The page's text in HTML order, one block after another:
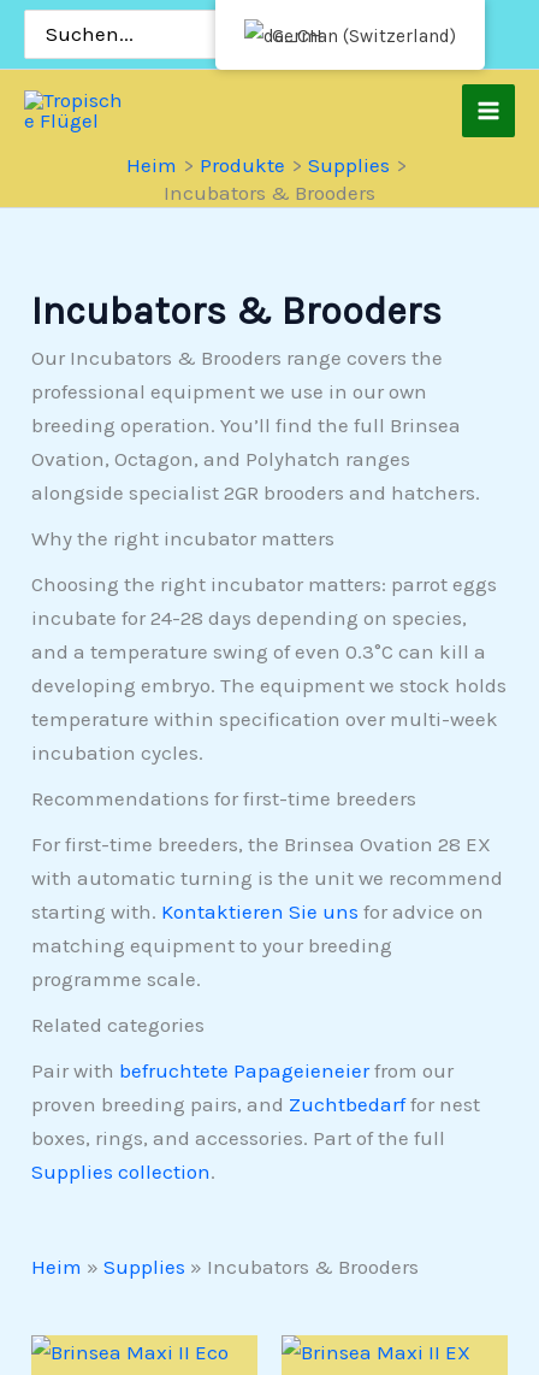
Zum
nach:
Heim Produkte
Supplies
Incubators & Brooders
Incubators & Brooders
Our Incubators & Brooders range covers the
professional equipment we use in our own
breeding operation. You’ll find the full Brinsea
Ovation, Octagon, and Polyhatch ranges
alongside specialist 2GR brooders and hatchers.
Why the right incubator matters
Choosing the right incubator matters: parrot eggs
incubate for 24-28 days depending on species,
and a temperature swing of even 0.3°C can kill a
developing embryo. The equipment we stock holds
temperature within specification over multi-week
incubation cycles.
Recommendations for first-time breeders
For first-time breeders, the Brinsea Ovation 28 EX
with automatic turning is the unit we recommend
starting with. Kontaktieren Sie uns for advice on
matching equipment to your breeding
programme scale.
Related categories
Pair with befruchtete Papageieneierfrom our
proven breeding pairs, and Zuchtbedarffor nest
boxes, rings, and accessories. Part of the full
Supplies collection.
Heim »Supplies » Incubators & Brooders
German (Switzerland)